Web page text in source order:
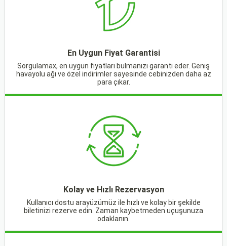
En Uygun Fiyat Garantisi
Sorgulamax, en uygun fiyatları bulmanızı garanti eder. Geniş
havayolu ağı ve özel indirimler sayesinde cebinizden daha az
para çıkar.
Kolay ve Hızlı Rezervasyon
Kullanıcı dostu arayüzümüz ile hızlı ve kolay bir şekilde
biletinizi rezerve edin. Zaman kaybetmeden uçuşunuza
odaklanın.